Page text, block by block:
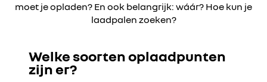
moet je opladen? En ook belangrijk: wáár? Hoe kun je
laadpalen zoeken?
Welke soorten oplaadpunten
zijn er?